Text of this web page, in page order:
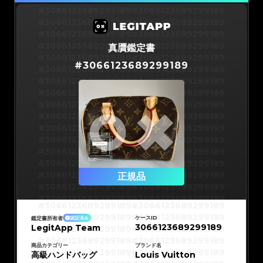
#3066123689299189#3066123689299189
#3066123689299189#3066123689299189
#3066123689299189#3066123689299189
#3066123689299189#3066123689299189
#3066123689299189#3066123689299189
#3066123689299189#3066123689299189
#3066123689299189#3066123689299189
#3066123689299189#3066123689299189
#3066123689299189#3066123689299189
#3066123689299189#3066123689299189
#3066123689299189#3066123689299189
#3066123689299189#3066123689299189
#3066123689299189#3066123689299189
#3066123689299189#3066123689299189
#3066123689299189
#3066123689299189
#3066123689299189
#3066123689299189
#3066123689299189
#3066123689299189
#3066123689299189
#3066123689299189
真贋鑑定書
#3066123689299189
正規品
#3066123689299189
#3066123689299189
#3066123689299189
#3066123689299189
#3066123689299189
#3066123689299189
#3066123689299189
#3066123689299189
鑑定書所有者 認証済み
LegitApp Team
ケースID
3066123689299189
商品カテゴリー
高級ハンドバッグ
ブランド名
Louis Vuitton